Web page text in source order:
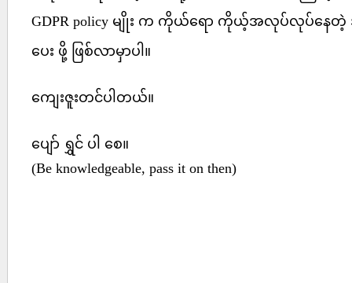
GDPR policy မျိုး က ကိုယ်ရော ကိုယ့်အလုပ်လုပ်နေတဲ့
ပေး ဖို့ ဖြစ်လာမှာပါ။
ကျေးဇူးတင်ပါတယ်။
ပျော် ရွှင် ပါ စေ။
(Be knowledgeable, pass it on then)